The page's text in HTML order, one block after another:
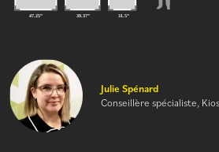
Julie Spénard
Conseillère spécialiste,